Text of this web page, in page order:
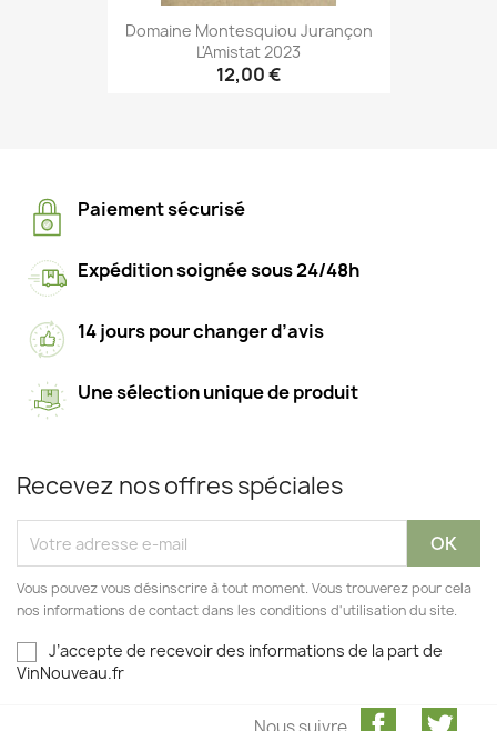
Domaine Montesquiou Jurançon
L'Amistat 2023
12,00 €
Paiement sécurisé
Expédition soignée sous 24/48h
14 jours pour changer d’avis
Une sélection unique de produit
Recevez nos offres spéciales
Vous pouvez vous désinscrire à tout moment. Vous trouverez pour cela
nos informations de contact dans les conditions d'utilisation du site.
J’accepte de recevoir des informations de la part de
VinNouveau.fr
Facebook